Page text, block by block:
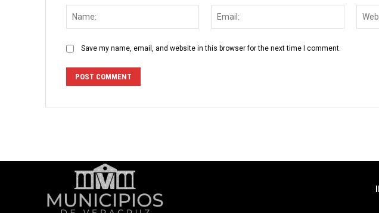
Save my name, email, and website in this browser for the next time I comment.